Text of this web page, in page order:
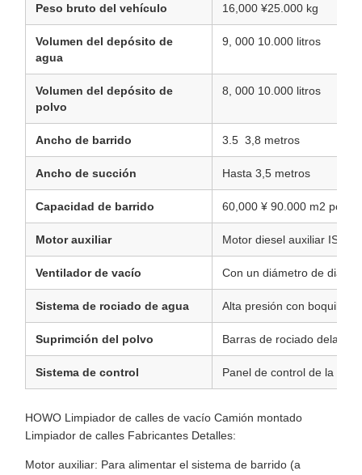
Peso bruto del vehículo 16,000 ¥25.000 kg
Volumen del depósito de
agua
9, 000 10.000 litros
Volumen del depósito de
polvo
8, 000 10.000 litros
Ancho de barrido 3.5 ️ 3,8 metros
Ancho de succión Hasta 3,5 metros
Capacidad de barrido 60,000 ¥ 90.000 m2 por
Motor auxiliar Motor diesel auxiliar
Ventilador de vacío Con un diámetro de
Sistema de rociado de agua Alta presión con boquillas
Suprimción del polvo Barras de rociado
Sistema de control Panel de control de la
HOWO Limpiador de calles de vacío Camión montado
Limpiador de calles Fabricantes Detalles:
Motor auxiliar: Para alimentar el sistema de barrido (a